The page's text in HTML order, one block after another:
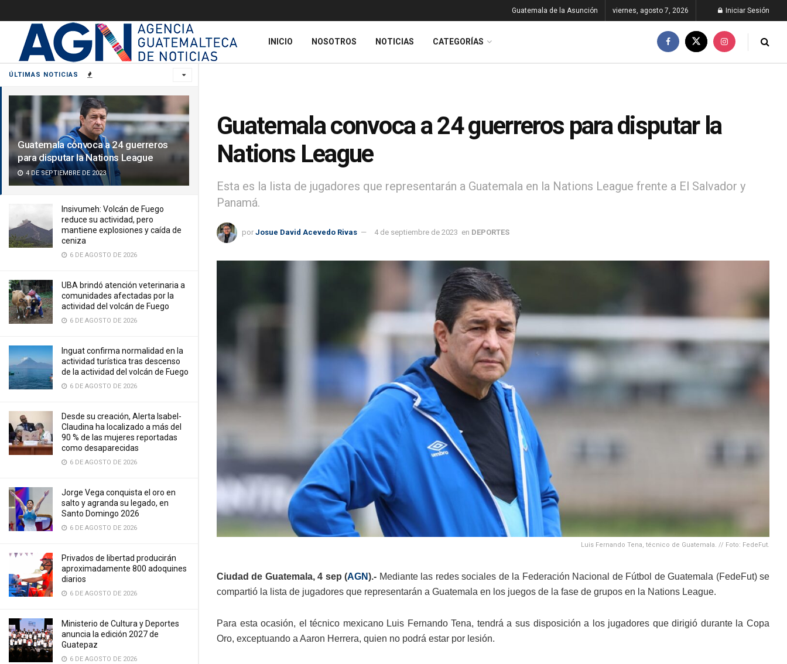
ÚLTIMAS NOTICIAS
Guatemala convoca a 24 guerreros
para disputar la Nations League
4 DE SEPTIEMBRE DE 2023
Insivumeh: Volcán de Fuego
reduce su actividad, pero
mantiene explosiones y caída de
ceniza
6 DE AGOSTO DE 2026
UBA brindó atención veterinaria a
comunidades afectadas por la
actividad del volcán de Fuego
6 DE AGOSTO DE 2026
Inguat confirma normalidad en la
actividad turística tras descenso
de la actividad del volcán de Fuego
6 DE AGOSTO DE 2026
Desde su creación, Alerta Isabel-
Claudina ha localizado a más del
90 % de las mujeres reportadas
como desaparecidas
6 DE AGOSTO DE 2026
Jorge Vega conquista el oro en
salto y agranda su legado, en
Santo Domingo 2026
6 DE AGOSTO DE 2026
Privados de libertad producirán
aproximadamente 800 adoquines
diarios
6 DE AGOSTO DE 2026
Ministerio de Cultura y Deportes
anuncia la edición 2027 de
Guatepaz
6 DE AGOSTO DE 2026
Guatemala de la Asunción viernes, agosto 7, 2026 Iniciar Sesión
INICIO NOSOTROS NOTICIAS CATEGORÍAS
Guatemala convoca a 24 guerreros para disputar la
Nations League
Esta es la lista de jugadores que representarán a Guatemala en la Nations League frente a El Salvador y
Panamá.
por Josue David Acevedo Rivas 4 de septiembre de 2023 en DEPORTES
Luis Fernando Tena, técnico de Guatemala. // Foto: FedeFut.
Ciudad de Guatemala, 4 sep (AGN).- Mediante las redes sociales de la Federación Nacional de Fútbol de Guatemala (FedeFut) se
compartió la lista de jugadores que representarán a Guatemala en los juegos de la fase de grupos en la Nations League.
Para esta ocasión, el técnico mexicano Luis Fernando Tena, tendrá a sus disposición a los jugadores que dirigió durante la Copa
Oro, exceptuando a Aaron Herrera, quien no podrá estar por lesión.